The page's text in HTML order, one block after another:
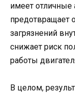
имеет отличные
предотвращает
загрязнений
снижает риск
работы
В целом,